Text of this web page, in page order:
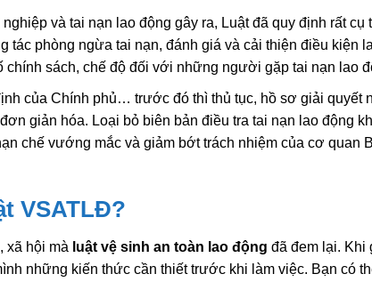
và tai nạn lao động gây ra, Luật đã quy định rất cụ
phòng ngừa tai nạn, đánh giá và cải thiện điều kiện
sách, chế độ đối với những người gặp tai nạn lao
của Chính phủ… trước đó thì thủ tục, hồ sơ giải quyết
giản hóa. Loại bỏ biên bản điều tra tai nạn lao động
chế vướng mắc và giảm bớt trách nhiệm của cơ quan
VSATLĐ?
xã hội mà luật vệ sinh an toàn lao động đã đem lại. Khi
những kiến thức cần thiết trước khi làm việc. Bạn có